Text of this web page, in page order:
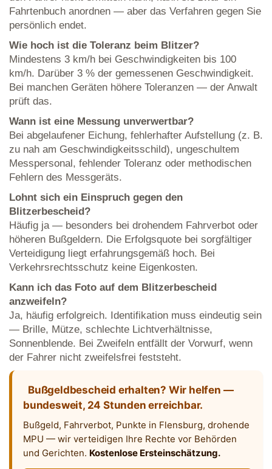
Fahrtenbuch anordnen — aber das Verfahren gegen Sie
persönlich endet.
Wie hoch ist die Toleranz beim Blitzer?
Mindestens 3 km/h bei Geschwindigkeiten bis 100
km/h. Darüber 3 % der gemessenen Geschwindigkeit.
Bei manchen Geräten höhere Toleranzen — der Anwalt
prüft das.
Wann ist eine Messung unverwertbar?
Bei abgelaufener Eichung, fehlerhafter Aufstellung (z. B.
zu nah am Geschwindigkeitsschild), ungeschultem
Messpersonal, fehlender Toleranz oder methodischen
Fehlern des Messgeräts.
Lohnt sich ein Einspruch gegen den
Blitzerbescheid?
Häufig ja — besonders bei drohendem Fahrverbot oder
höheren Bußgeldern. Die Erfolgsquote bei sorgfältiger
Verteidigung liegt erfahrungsgemäß hoch. Bei
Verkehrsrechtsschutz keine Eigenkosten.
Kann ich das Foto auf dem Blitzerbescheid
anzweifeln?
Ja, häufig erfolgreich. Identifikation muss eindeutig sein
— Brille, Mütze, schlechte Lichtverhältnisse,
Sonnenblende. Bei Zweifeln entfällt der Vorwurf, wenn
der Fahrer nicht zweifelsfrei feststeht.
Bußgeldbescheid erhalten? Wir helfen —
bundesweit, 24 Stunden erreichbar.
Bußgeld, Fahrverbot, Punkte in Flensburg, drohende
MPU — wir verteidigen Ihre Rechte vor Behörden
und Gerichten. Kostenlose Ersteinschätzung.